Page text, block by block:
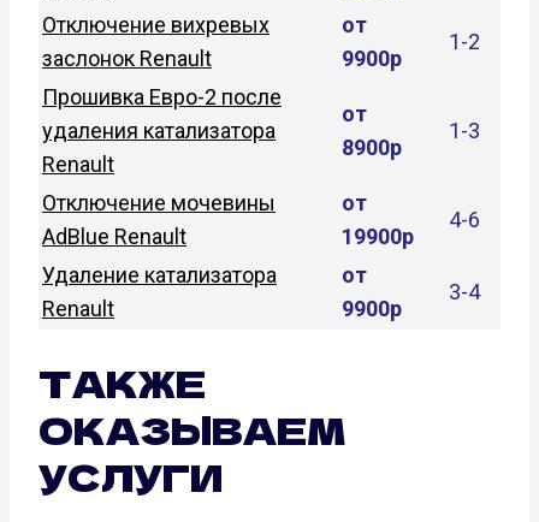
Отключение вихревых
заслонок Renault
от
9900р
1-2
Прошивка Евро-2 после
удаления катализатора
Renault
от
8900р
1-3
Отключение мочевины
AdBlue Renault
от
19900р
4-6
Удаление катализатора
Renault
от
9900р
3-4
ТАКЖЕ
ОКАЗЫВАЕМ
УСЛУГИ